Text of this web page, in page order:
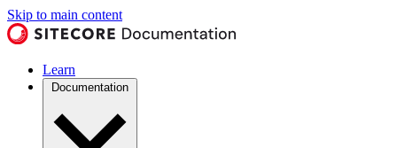
Skip to main content
Learn
Documentation